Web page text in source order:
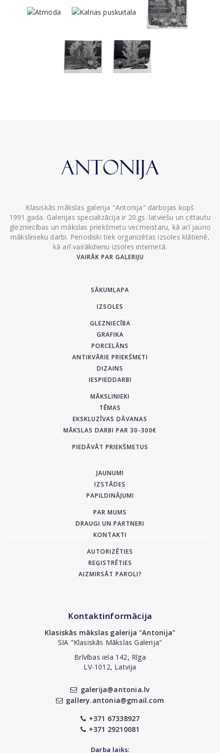
Klasiskās mākslas galerija "Antonija" darbojas kopš
1991.gada. Galerijas specializācija ir 20.gs. latviešu un cittautu
glezniecības un mākslas priekšmetu vecmeistaru, kā arī jauno
mākslinieku darbi. Periodiski tiek organizētas izsoles klātienē,
kā arī vairākdienu izsoles internetā.
VAIRĀK PAR GALERIJU
SĀKUMLAPA
IZSOLES
GLEZNIECĪBA
GRAFIKA
PORCELĀNS
ANTIKVĀRIE PRIEKŠMETI
DIZAINS
IESPIEDDARBI
MĀKSLINIEKI
TĒMAS
EKSKLUZĪVAS DĀVANAS
MĀKSLAS DARBI PAR 30-300€
PIEDĀVĀT PRIEKŠMETUS
JAUNUMI
IZSTĀDES
PAPILDINĀJUMI
PAR MUMS
DRAUGI UN PARTNERI
KONTAKTI
AUTORIZĒTIES
REĢISTRĒTIES
AIZMIRSĀT PAROLI?
Kontaktinformācija
Klasiskās mākslas galerija "Antonija"
SIA "Klasiskās Mākslas Galerija"
Brīvības iela 142, Rīga
LV-1012, Latvija
galerija@antonia.lv
gallery.antonia@gmail.com
+371 67338927
+371 29210081
Darba laiks: